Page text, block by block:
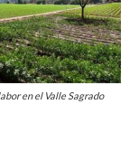
en el Valle Sagrado